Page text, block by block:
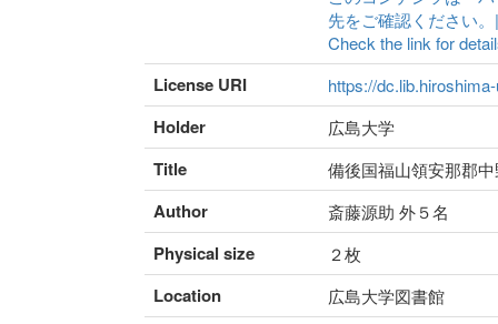
先をご確認ください
Check the link for
License URI https://
Holder 広島大学
Title 備後国福山領安那郡
Author 斎藤源助 外５名
Physical size ２枚
Location 広島大学図書館